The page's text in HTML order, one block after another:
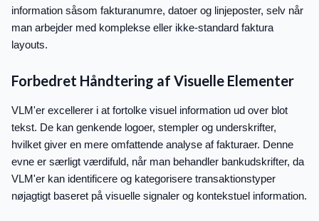
information såsom fakturanumre, datoer og linjeposter, selv når
man arbejder med komplekse eller ikke-standard faktura
layouts.
Forbedret Håndtering af Visuelle Elementer
VLM'er excellerer i at fortolke visuel information ud over blot
tekst. De kan genkende logoer, stempler og underskrifter,
hvilket giver en mere omfattende analyse af fakturaer. Denne
evne er særligt værdifuld, når man behandler bankudskrifter, da
VLM'er kan identificere og kategorisere transaktionstyper
nøjagtigt baseret på visuelle signaler og kontekstuel information.